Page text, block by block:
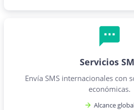
Servicios
Envía SMS internacionales con
económicas.
Alcance